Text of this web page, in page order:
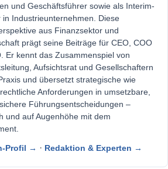
und Geschäftsführer sowie als Interim-
in Industrieunternehmen. Diese
aus Finanzsektor und
prägt seine Beiträge für CEO, COO
Er kennt das Zusammenspiel von
Aufsichtsrat und Gesellschaftern
und übersetzt strategische wie
Anforderungen in umsetzbare,
Führungsentscheidungen –
und auf Augenhöhe mit dem
Profil → · Redaktion & Experten →